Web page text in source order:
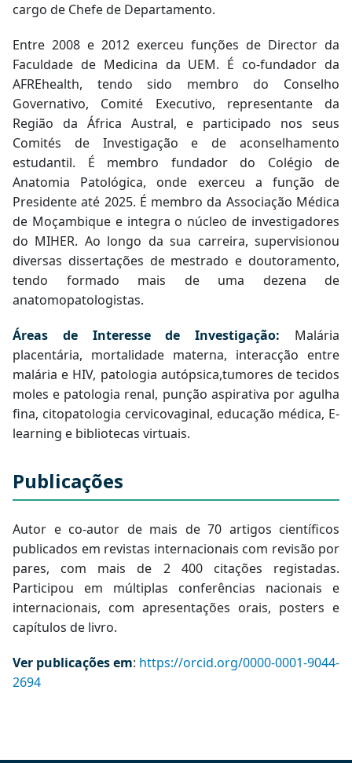
cargo de Chefe de Departamento.
Entre 2008 e 2012 exerceu funções de Director da
Faculdade de Medicina da UEM. É co-fundador da
AFREhealth, tendo sido membro do Conselho
Governativo, Comité Executivo, representante da
Região da África Austral, e participado nos seus
Comités de Investigação e de aconselhamento
estudantil. É membro fundador do Colégio de
Anatomia Patológica, onde exerceu a função de
Presidente até 2025. É membro da Associação Médica
de Moçambique e integra o núcleo de investigadores
do MIHER. Ao longo da sua carreira, supervisionou
diversas dissertações de mestrado e doutoramento,
tendo formado mais de uma dezena de
anatomopatologistas.
Áreas de Interesse de Investigação: Malária
placentária, mortalidade materna, interacção entre
malária e HIV, patologia autópsica,tumores de tecidos
moles e patologia renal, punção aspirativa por agulha
fina, citopatologia cervicovaginal, educação médica, E-
learning e bibliotecas virtuais.
Publicações
Autor e co-autor de mais de 70 artigos científicos
publicados em revistas internacionais com revisão por
pares, com mais de 2 400 citações registadas.
Participou em múltiplas conferências nacionais e
internacionais, com apresentações orais, posters e
capítulos de livro.
Ver publicações em: https://orcid.org/0000-0001-9044-
2694